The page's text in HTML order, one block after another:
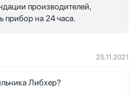
производителей,
прибор на 24 часа.
25.11.2021
Либхер?